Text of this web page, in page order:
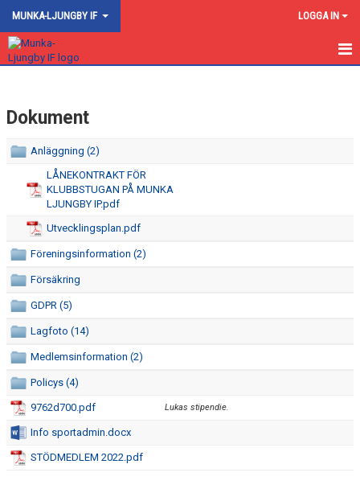
MUNKA-LJUNGBY IF LOGGA IN
NYHETER
OM KLUBBEN
KONTAKT
AKTIVITETSKALENDER
FOGIS
BILDGALLERI
KALENDER
DOKUMENT
VÅRA LAG
TRÄNINGSTIDER
MATCHER
Dokument
Anläggning (2)
LÅNEKONTRAKT FÖR
KLUBBSTUGAN PÅ MUNKA
LJUNGBY IP.pdf
Utvecklingsplan.pdf
Föreningsinformation (2)
Försäkring
GDPR (5)
Lagfoto (14)
Medlemsinformation (2)
Policys (4)
9762d700.pdf Lukas stipendie.
Info sportadmin.docx
STÖDMEDLEM 2022.pdf